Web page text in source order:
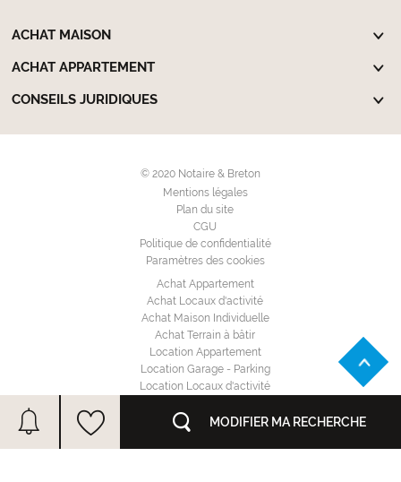
MODIFIER MA RECHERCHE
ACHAT MAISON
ACHAT APPARTEMENT
CONSEILS JURIDIQUES
© 2020 Notaire & Breton
Mentions légales
Plan du site
CGU
Politique de confidentialité
Paramètres des cookies
Achat Appartement
Achat Locaux d'activité
Achat Maison Individuelle
Achat Terrain à bâtir
Location Appartement
Location Garage - Parking
Location Locaux d'activité
Annuaire des notaires